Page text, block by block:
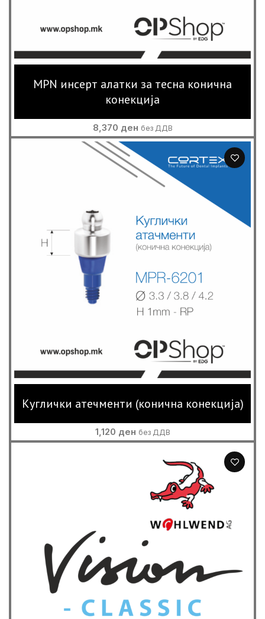
MPN инсерт алатки за тесна конична
конекција
8,370 ден без ДДВ
Куглички атечменти (конична конекција)
1,120 ден без ДДВ